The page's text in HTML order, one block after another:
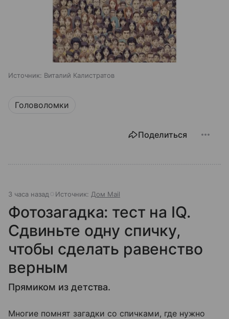
Источник: Виталий Калистратов
Головоломки
Поделиться
3 часа назад Источник: Дом Mail
Фотозагадка: тест на IQ.
Сдвиньте одну спичку,
чтобы сделать равенство
верным
Прямиком из детства.
Многие помнят загадки со спичками, где нужно